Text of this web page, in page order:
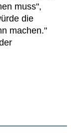
muss",
die
machen."